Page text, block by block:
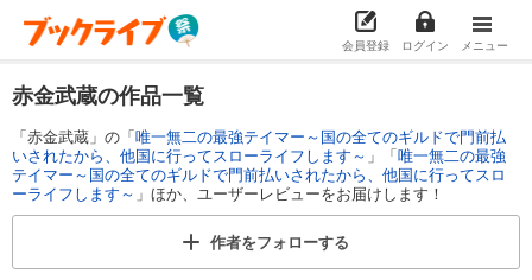
会員登録 ログイン メニュー
赤金武蔵の作品一覧
「赤金武蔵」の「唯一無二の最強テイマー～国の全てのギルドで門前払
いされたから、他国に行ってスローライフします～ 」「唯一無二の最強
テイマー～国の全てのギルドで門前払いされたから、他国に行ってスロ
ーライフします～ 」ほか、ユーザーレビューをお届けします！
作者をフォローする